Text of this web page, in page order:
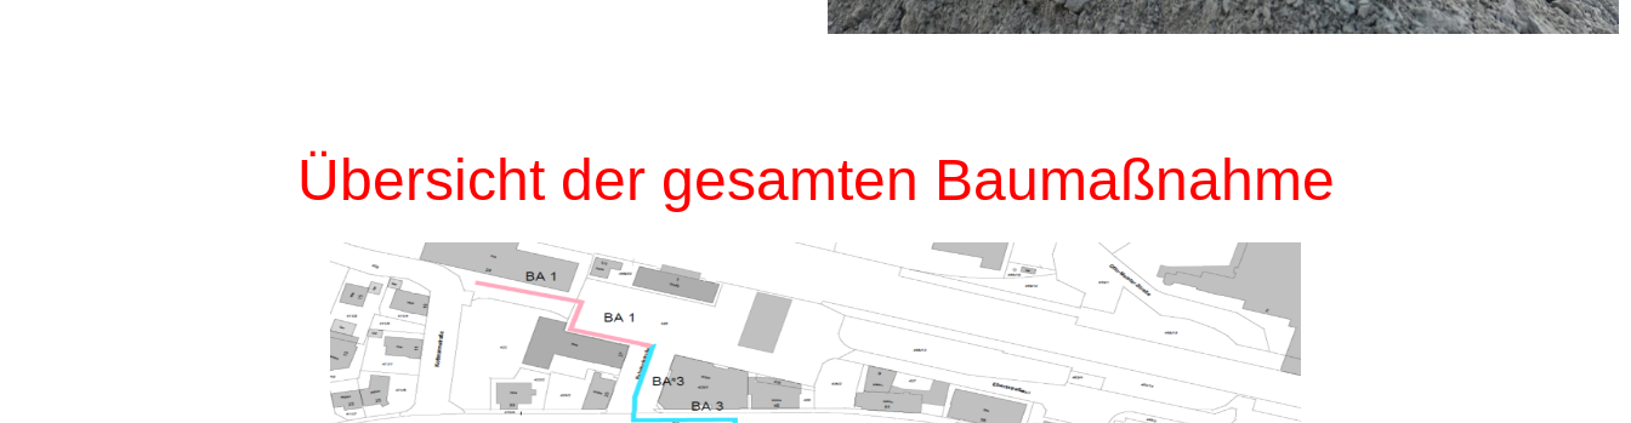
Übersicht der gesamten Baumaßnahme